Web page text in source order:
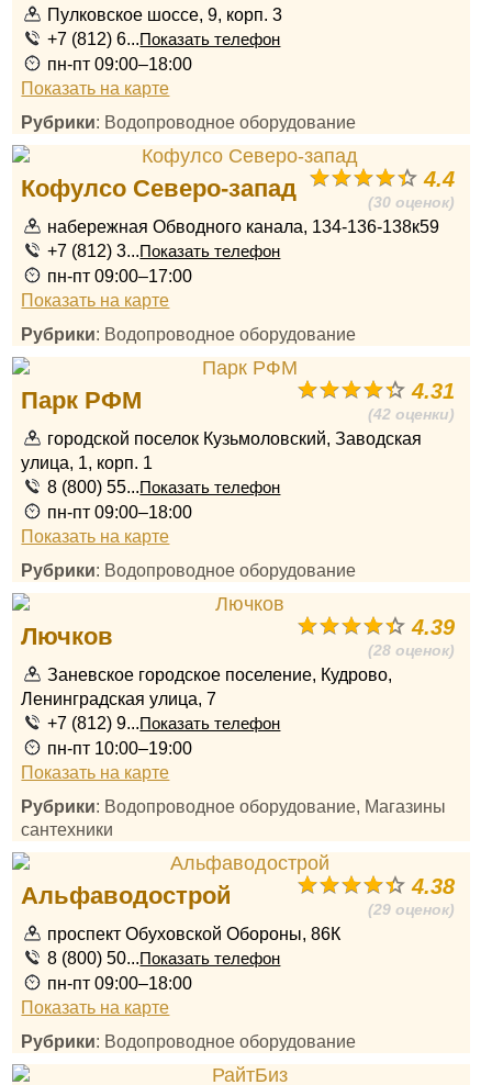
Пулковское шоссе, 9, корп. 3
+7 (812) 6...Показать телефон
пн-пт 09:00–18:00
Показать на карте
Рубрики: Водопроводное оборудование
4.4
(30 оценок)
Кофулсо Северо-запад
набережная Обводного канала, 134-136-138к59
+7 (812) 3...Показать телефон
пн-пт 09:00–17:00
Показать на карте
Рубрики: Водопроводное оборудование
4.31
(42 оценки)
Парк РФМ
городской поселок Кузьмоловский, Заводская
улица, 1, корп. 1
8 (800) 55...Показать телефон
пн-пт 09:00–18:00
Показать на карте
Рубрики: Водопроводное оборудование
4.39
(28 оценок)
Лючков
Заневское городское поселение, Кудрово,
Ленинградская улица, 7
+7 (812) 9...Показать телефон
пн-пт 10:00–19:00
Показать на карте
Рубрики: Водопроводное оборудование, Магазины
сантехники
4.38
(29 оценок)
Альфаводострой
проспект Обуховской Обороны, 86К
8 (800) 50...Показать телефон
пн-пт 09:00–18:00
Показать на карте
Рубрики: Водопроводное оборудование